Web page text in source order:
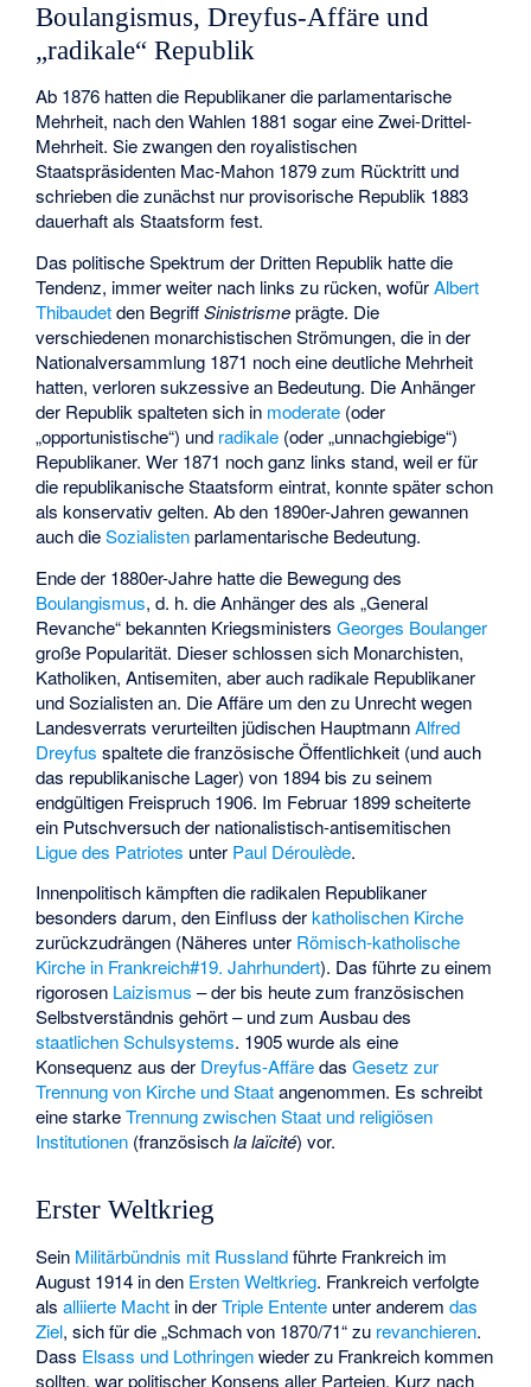
Boulangismus, Dreyfus-Affäre und
„radikale“ Republik
Ab 1876 hatten die Republikaner die parlamentarische
Mehrheit, nach den Wahlen 1881 sogar eine Zwei-Drittel-
Mehrheit. Sie zwangen den royalistischen
Staatspräsidenten Mac-Mahon 1879 zum Rücktritt und
schrieben die zunächst nur provisorische Republik 1883
dauerhaft als Staatsform fest.
Das politische Spektrum der Dritten Republik hatte die
Tendenz, immer weiter nach links zu rücken, wofürAlbert
Thibaudetden BegriffSinistrismeprägte. Die
verschiedenen monarchistischen Strömungen, die in der
Nationalversammlung 1871 noch eine deutliche Mehrheit
hatten, verloren sukzessive an Bedeutung. Die Anhänger
der Republik spalteten sich in moderate (oder
„opportunistische“) und radikale (oder „unnachgiebige“)
Republikaner. Wer 1871 noch ganz links stand, weil er für
die republikanische Staatsform eintrat, konnte später schon
als konservativ gelten. Ab den 1890er-Jahren gewannen
auch dieSozialistenparlamentarische Bedeutung.
Ende der 1880er-Jahre hatte die Bewegung des
Boulangismus, d. h. die Anhänger des als „General
Revanche“ bekannten KriegsministersGeorges Boulanger
große Popularität. Dieser schlossen sich Monarchisten,
Katholiken, Antisemiten, aber auch radikale Republikaner
und Sozialisten an. Die Affäre um den zu Unrecht wegen
Landesverrats verurteilten jüdischen HauptmannAlfred
Dreyfus spaltete die französische Öffentlichkeit (und auch
das republikanische Lager) von 1894 bis zu seinem
endgültigen Freispruch 1906. Im Februar 1899 scheiterte
ein Putschversuch der nationalistisch-antisemitischen
Ligue des Patriotes unter Paul Déroulède.
Innenpolitisch kämpften die radikalen Republikaner
besonders darum, den Einfluss derkatholischen Kirche
zurückzudrängen (Näheres unter Römisch-katholische
Kirche in Frankreich#19. Jahrhundert). Das führte zu einem
rigorosen Laizismus – der bis heute zum französischen
Selbstverständnis gehört – und zum Ausbau des
staatlichen Schulsystems. 1905 wurde als eine
Konsequenz aus der Dreyfus-AffäredasGesetz zur
Trennung von Kirche und Staatangenommen. Es schreibt
eine starkeTrennung zwischen Staat und religiösen
Institutionen (französischla laïcité) vor.
Erster Weltkrieg
Sein Militärbündnis mit Russlandführte Frankreich im
August 1914 in den Ersten Weltkrieg. Frankreich verfolgte
alsalliierte Macht in derTriple Entente unter anderemdas
Ziel, sich für die „Schmach von 1870/71“ zu revanchieren.
Dass Elsass und Lothringenwieder zu Frankreich kommen
sollten, war politischer Konsens aller Parteien. Kurz nach